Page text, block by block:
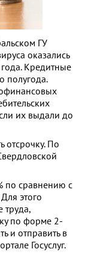
ГУ
оказались
Кредитные
полугода.
их выдали до
отсрочку. По
по сравнению с
этого
труда,
по форме 2-
и отправить в
Госуслуг.